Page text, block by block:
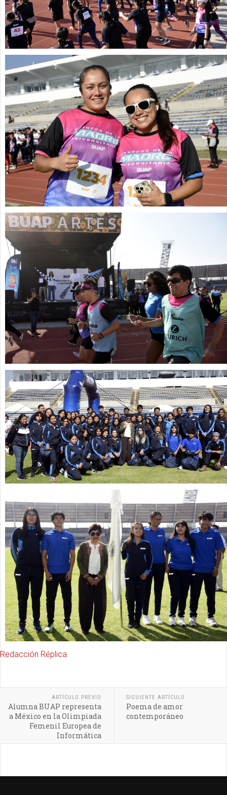
Redacción Réplica
ARTÍCULO PREVIO
Alumna BUAP representa
a México en la Olimpiada
Femenil Europea de
Informática
SIGUIENTE ARTÍCULO
Poema de amor
contemporáneo